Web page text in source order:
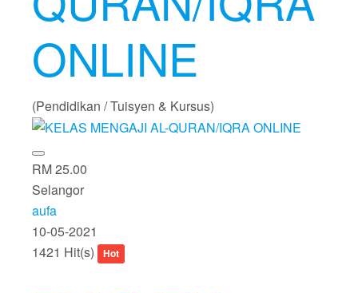
ONLINE
(Pendidikan / Tuisyen & Kursus)
RM 25.00
Selangor
aufa
10-05-2021
1421 Hit(s)
Hot